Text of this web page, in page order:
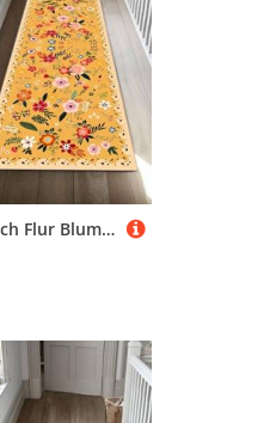
Bunt Läufer Teppich Flur Blume Lang rutschfest Waschbar Moderne Kücheläufer Teppich Läufer 120x350cm Dauerhaft Läuferteppich Flurläufer Korridor Meterware